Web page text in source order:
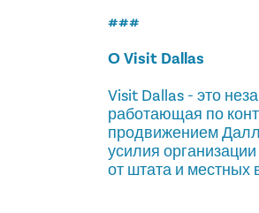
###
О Visit Dallas
Visit Dallas - это
работающая по
продвижением
усилия
от штата и местных